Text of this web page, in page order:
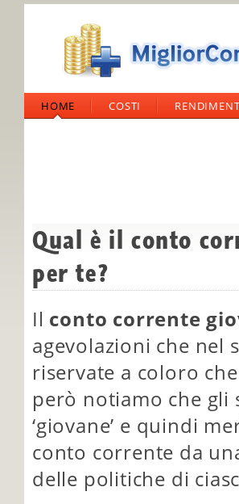
HOME COSTI
Qual è il conto
per te?
Il conto corrente
agevolazioni che nel
riservate a coloro
però notiamo che
‘giovane’ e quindi
conto corrente da
delle politiche di